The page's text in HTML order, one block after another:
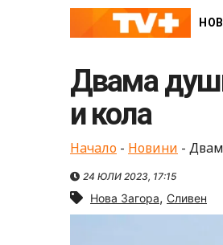
Двама
и кола
Начало - Новини -
24 ЮЛИ 2023, 17:15
Нова Загора, Сливен